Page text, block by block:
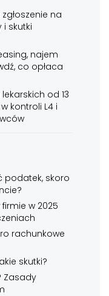
na
i skutki
najem
co opłaca
od 13
kontroli L4 i
podatek, skoro
w 2025
rachunkowe
skutki?
Zasady